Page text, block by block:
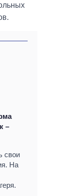
–
свои
На